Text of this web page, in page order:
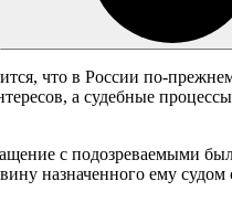
что в России по-
а судебные
с подозреваемыми
ему судом